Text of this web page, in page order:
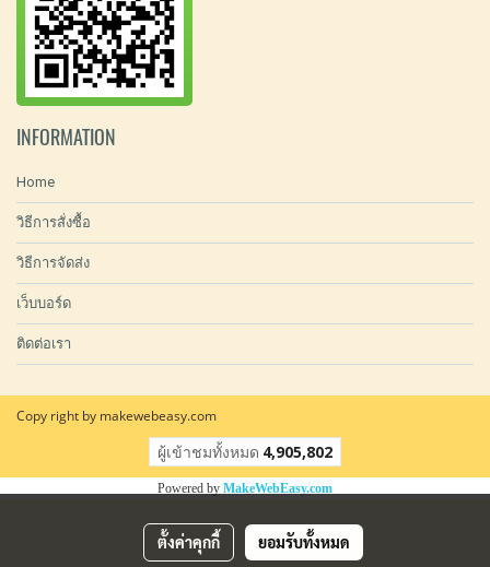
INFORMATION
Home
วิธีการสั่งซื้อ
วิธีการจัดส่ง
เว็บบอร์ด
ติดต่อเรา
Copy right by makewebeasy.com
ผู้เข้าชมทั้งหมด 4,905,802
Powered by MakeWebEasy.com
ตั้งค่าคุกกี้ ยอมรับทั้งหมด